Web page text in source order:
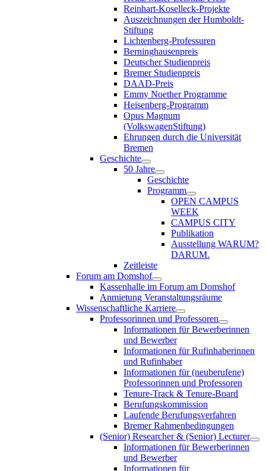
Reinhart-Koselleck-Projekte
Auszeichnungen der Humboldt-
Stiftung
Lichtenberg-Professuren
Berninghausenpreis
Deutscher Studienpreis
Bremer Studienpreis
DAAD-Preis
Emmy Noether Programme
Heisenberg-Programm
Opus Magnum
(VolkswagenStiftung)
Ehrungen durch die Universität
Bremen
Geschichte
50 Jahre
Geschichte
Programm
OPEN CAMPUS
WEEK
CAMPUS CITY
Publikation
Ausstellung WARUM?
DARUM.
Zeitleiste
Forum am Domshof
Kassenhalle im Forum am Domshof
Anmietung Veranstaltungsräume
Wissenschaftliche Karriere
Professorinnen und Professoren
Informationen für Bewerberinnen
und Bewerber
Informationen für Rufinhaberinnen
und Rufinhaber
Informationen für (neuberufene)
Professorinnen und Professoren
Tenure-Track & Tenure-Board
Berufungskommission
Laufende Berufungsverfahren
Bremer Rahmenbedingungen
(Senior) Researcher & (Senior) Lecturer
Informationen für Bewerberinnen
und Bewerber
Informationen für